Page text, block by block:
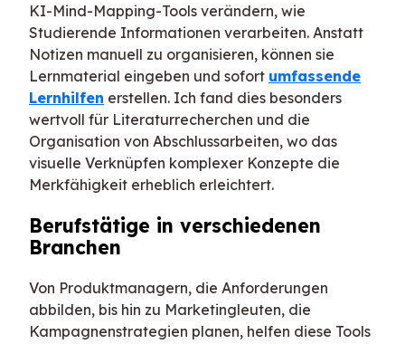
KI-Mind-Mapping-Tools verändern, wie
Studierende Informationen verarbeiten. Anstatt
Notizen manuell zu organisieren, können sie
Lernmaterial eingeben und sofort umfassende
Lernhilfen erstellen. Ich fand dies besonders
wertvoll für Literaturrecherchen und die
Organisation von Abschlussarbeiten, wo das
visuelle Verknüpfen komplexer Konzepte die
Merkfähigkeit erheblich erleichtert.
Berufstätige in verschiedenen
Branchen
Von Produktmanagern, die Anforderungen
abbilden, bis hin zu Marketingleuten, die
Kampagnenstrategien planen, helfen diese Tools